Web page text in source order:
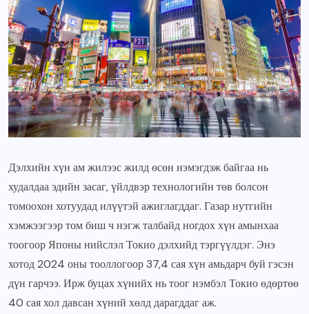
Дэлхийн хүн ам жилээс жилд өсөн нэмэгдэж байгаа нь
худалдаа эдийн засаг, үйлдвэр технологийн төв болсон
томоохон хотуудад илүүтэй ажиглагддаг. Газар нутгийн
хэмжээгээр том биш ч нэгж талбайд ногдох хүн амынхаа
тоогоор Японы нийслэл Токио дэлхийд тэргүүлдэг. Энэ
хотод 2024 оны тооллогоор 37,4 сая хүн амьдарч буй гэсэн
дүн гарчээ. Ирж буцах хүнийх нь тоог нэмбэл Токио өдөртөө
40 сая хол давсан хүний хөлд дарагддаг аж.